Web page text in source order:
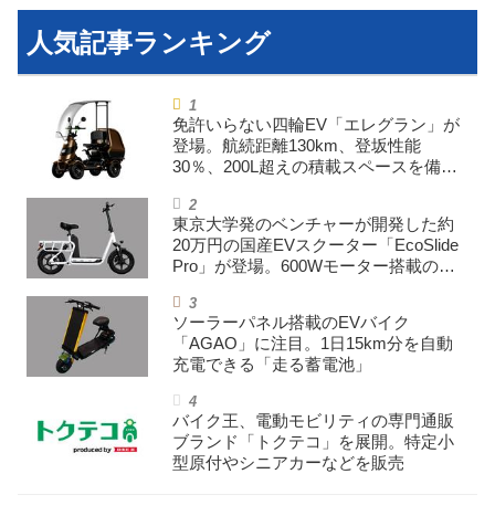
お問い合せ
広告掲載について
免許いらない四輪EV「エレグラン」が
登場。航続距離130km、登坂性能
30％、200L超えの積載スペースを備え
東京大学発のベンチャーが開発した約
20万円の国産EVスクーター「EcoSlide
Pro」が登場。600Wモーター搭載のハ
ソーラーパネル搭載のEVバイク
「AGAO」に注目。1日15km分を自動
充電できる「走る蓄電池」
バイク王、電動モビリティの専門通販
ブランド「トクテコ」を展開。特定小
型原付やシニアカーなどを販売